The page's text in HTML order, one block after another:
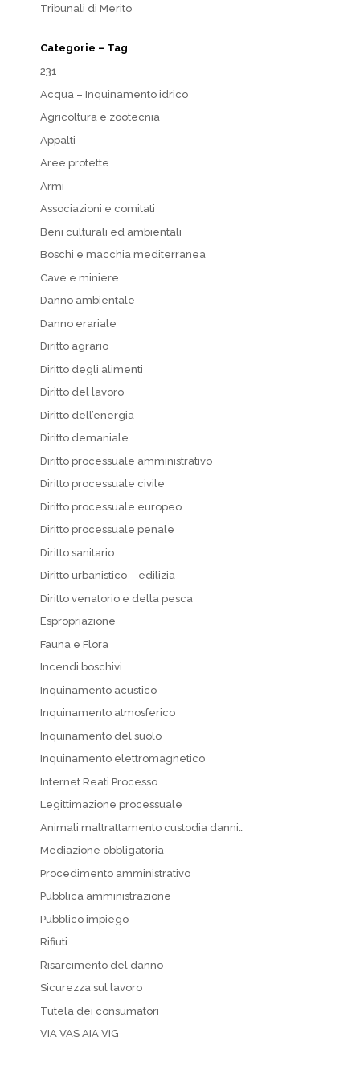
Tribunali di Merito
Categorie – Tag
231
Acqua – Inquinamento idrico
Agricoltura e zootecnia
Appalti
Aree protette
Armi
Associazioni e comitati
Beni culturali ed ambientali
Boschi e macchia mediterranea
Cave e miniere
Danno ambientale
Danno erariale
Diritto agrario
Diritto degli alimenti
Diritto del lavoro
Diritto dell’energia
Diritto demaniale
Diritto processuale amministrativo
Diritto processuale civile
Diritto processuale europeo
Diritto processuale penale
Diritto sanitario
Diritto urbanistico – edilizia
Diritto venatorio e della pesca
Espropriazione
Fauna e Flora
Incendi boschivi
Inquinamento acustico
Inquinamento atmosferico
Inquinamento del suolo
Inquinamento elettromagnetico
Internet Reati Processo
Legittimazione processuale
Animali maltrattamento custodia danni…
Mediazione obbligatoria
Procedimento amministrativo
Pubblica amministrazione
Pubblico impiego
Rifiuti
Risarcimento del danno
Sicurezza sul lavoro
Tutela dei consumatori
VIA VAS AIA VIG